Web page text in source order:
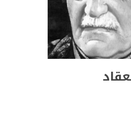
https://www.facebook.com/
https://twitter.com/